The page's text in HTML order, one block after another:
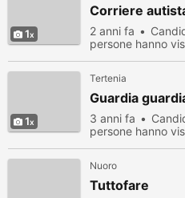
1
Corriere
2 anni fa
persone hanno
1
Tertenia
Guardia
3 anni fa
persone hanno
Nuoro
Tuttofare